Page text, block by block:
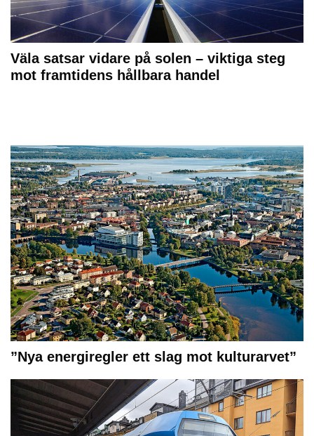
Väla satsar vidare på solen – viktiga steg
mot framtidens hållbara handel
”Nya energiregler ett slag mot kulturarvet”